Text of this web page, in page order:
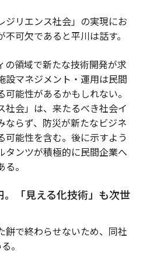
リエンス社会」の実現にお
可欠であると平川は話す。
の領域で新たな技術開発が求
設マネジメント・運用は民間
能性があるかもしれない。
社会」は、来たるべき社会イ
ならず、防災が新たなビジネ
可能性を含む。後に示すよう
タンツが積極的に民間企業へ
。
「見える化技術」も次世
餅で終わらせないため、同社
。